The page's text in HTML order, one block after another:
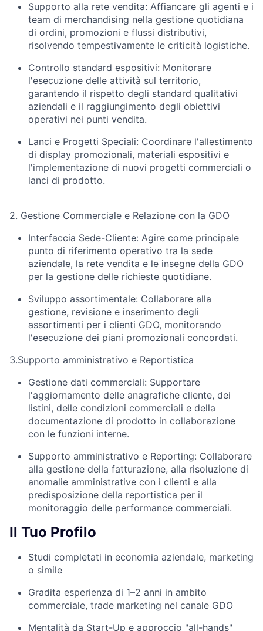
Supporto alla rete vendita: Affiancare gli agenti e i
team di merchandising nella gestione quotidiana
di ordini, promozioni e flussi distributivi,
risolvendo tempestivamente le criticità logistiche.
Controllo standard espositivi: Monitorare
l'esecuzione delle attività sul territorio,
garantendo il rispetto degli standard qualitativi
aziendali e il raggiungimento degli obiettivi
operativi nei punti vendita.
Lanci e Progetti Speciali: Coordinare l'allestimento
di display promozionali, materiali espositivi e
l'implementazione di nuovi progetti commerciali o
lanci di prodotto.
2. Gestione Commerciale e Relazione con la GDO
Interfaccia Sede-Cliente: Agire come principale
punto di riferimento operativo tra la sede
aziendale, la rete vendita e le insegne della GDO
per la gestione delle richieste quotidiane.
Sviluppo assortimentale: Collaborare alla
gestione, revisione e inserimento degli
assortimenti per i clienti GDO, monitorando
l'esecuzione dei piani promozionali concordati.
3.Supporto amministrativo e Reportistica
Gestione dati commerciali: Supportare
l'aggiornamento delle anagrafiche cliente, dei
listini, delle condizioni commerciali e della
documentazione di prodotto in collaborazione
con le funzioni interne.
Supporto amministrativo e Reporting: Collaborare
alla gestione della fatturazione, alla risoluzione di
anomalie amministrative con i clienti e alla
predisposizione della reportistica per il
monitoraggio delle performance commerciali.
Il Tuo Profilo
Studi completati in economia aziendale, marketing
o simile
Gradita esperienza di 1–2 anni in ambito
commerciale, trade marketing nel canale GDO
Mentalità da Start-Up e approccio "all-hands"